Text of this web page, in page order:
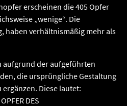
erscheinen die 405 Opfer
„wenige“. Die
haben verhältnismäßig mehr als
aufgrund der aufgeführten
die ursprüngliche Gestaltung
Diese lautet:
DES